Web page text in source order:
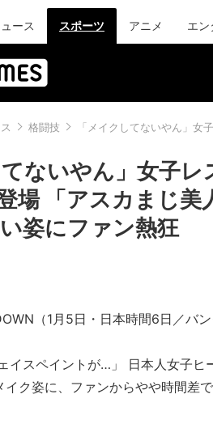
ース スポーツ アニメ エン
格闘技 「メイクしてないやん」女
てないやん」女子
場 「アスカまじ美
姿にファン熱狂
（1月5日・日本時間6日／バ
イスペイントが…」 日本人女子ヒ
イク姿に、ファンからやや時間差